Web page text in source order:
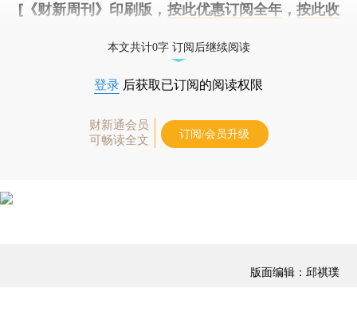
[《财新周刊》印刷版， 按此优惠订阅全年， 按此收
本文共计0字 订阅后继续阅读
登录 后获取已订阅的阅读权限
财新通会员
可畅读全文
订阅/会员升级
版面编辑：邱祺璞